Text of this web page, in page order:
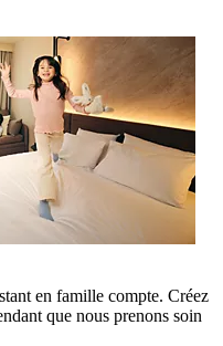
en famille compte. Créez
que nous prenons soin